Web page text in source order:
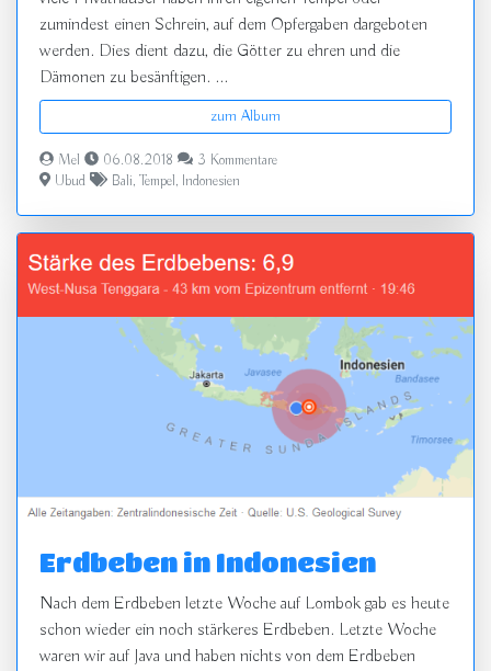
zumindest einen Schrein, auf dem Opfergaben dargeboten
werden. Dies dient dazu, die Götter zu ehren und die
Dämonen zu besänftigen. ...
zum Album
Mel 06.08.2018
3 Kommentare
Ubud
Bali, Tempel, Indonesien
Erdbeben in Indonesien
Nach dem Erdbeben letzte Woche auf Lombok gab es heute
schon wieder ein noch stärkeres Erdbeben. Letzte Woche
waren wir auf Java und haben nichts von dem Erdbeben